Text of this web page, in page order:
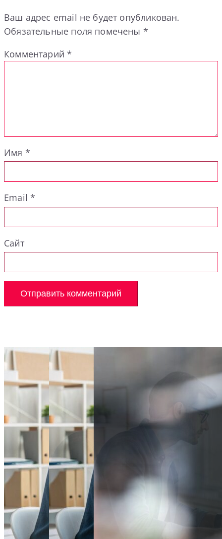
Ваш адрес email не будет опубликован.
Обязательные поля помечены *
Комментарий*
Имя *
Email*
Сайт